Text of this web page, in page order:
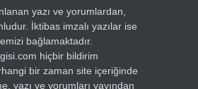
yazı ve yorumlardan,
İktibas imzalı yazılar ise
bağlamaktadır.
hiçbir bildirim
bir zaman site içeriğinde
yazı ve yorumları yayından